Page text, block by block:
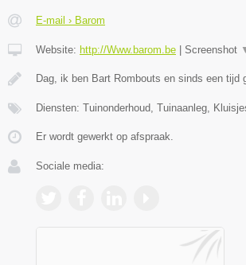
E-mail › Barom
Website: http://Www.barom.be Screenshot
Dag, ik ben Bart Rombouts en sinds een tijd
Diensten: Tuinonderhoud, Tuinaanleg,
Er wordt gewerkt op afspraak.
Sociale media: